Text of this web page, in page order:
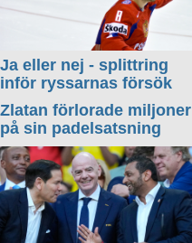
Ja eller nej - splittring
inför ryssarnas försök
Zlatan förlorade miljoner
på sin padelsatsning